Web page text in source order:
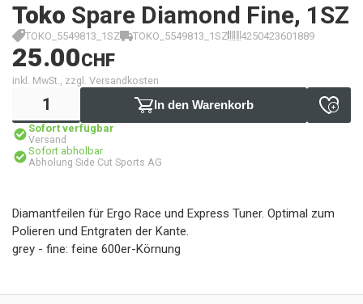
Toko Spare Diamond Fine, 1SZ
TOKO_5549813_1SZ TOKO_5549813_1SZ 4250423601889
25.00CHF
inkl. MwSt., zzgl. Versandkosten
In den Warenkorb
Sofort verfügbar
Versand
Sofort abholbar
Abholung Side Cut Sports AG
Diamantfeilen für Ergo Race und Express Tuner. Optimal zum
Polieren und Entgraten der Kante.
grey - fine: feine 600er-Körnung